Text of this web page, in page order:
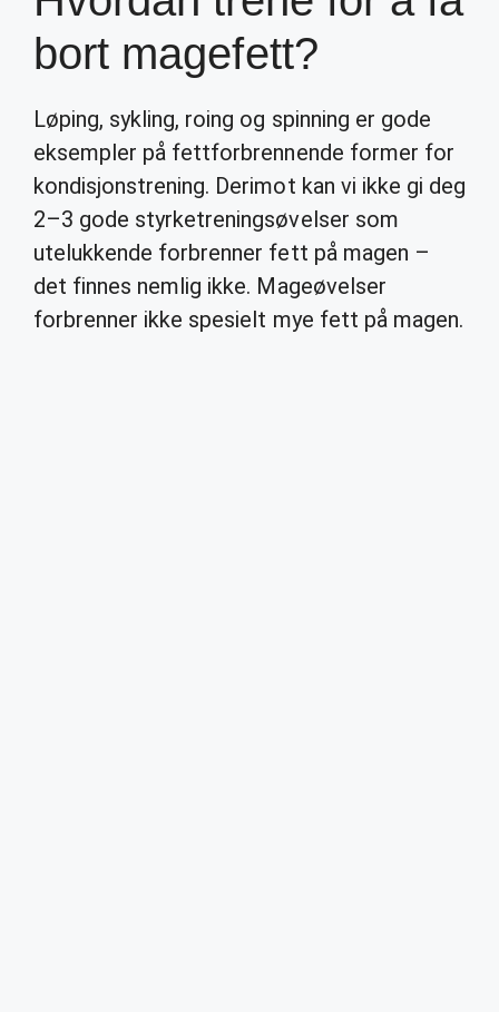
bort magefett?
Løping, sykling, roing og spinning er gode
eksempler på fettforbrennende former for
kondisjonstrening. Derimot kan vi ikke gi deg
2–3 gode styrketreningsøvelser som
utelukkende forbrenner fett på magen –
det finnes nemlig ikke. Mageøvelser
forbrenner ikke spesielt mye fett på magen.